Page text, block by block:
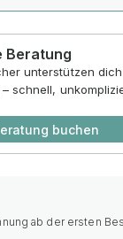
Beratung
unterstützen
schnell,
buchen
ab der ersten